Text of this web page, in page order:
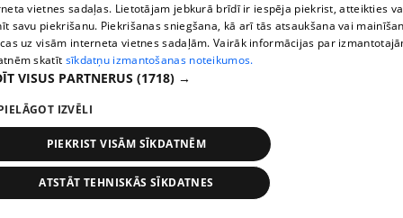
Vai pasaules krīzes ietekmē lēmumu par bērnu
radīšanu?
14. epizode
vietnes sadaļas. Lietotājam jebkurā brīdī ir iespēja piekrist, atteikties
savu piekrišanu. Piekrišanas sniegšana, kā arī tās atsaukšana vai
uz visām interneta vietnes sadaļām. Vairāk informācijas par
skatīt sīkdatņu izmantošanas noteikumos.
VISUS PARTNERUS (1718) →
IZVĒLI
PIEKRIST VISĀM SĪKDATNĒM
ATSTĀT TEHNISKĀS SĪKDATNES